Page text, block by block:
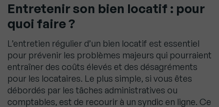
Entretenir son bien locatif : pour
quoi faire ?
L’entretien régulier d’un bien locatif est essentiel
pour prévenir les problèmes majeurs qui pourraient
entraîner des coûts élevés et des désagréments
pour les locataires. Le plus simple, si vous êtes
débordés par les tâches administratives ou
comptables, est de recourir à un syndic en ligne. Ce